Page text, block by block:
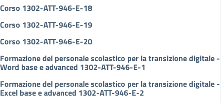
Corso 1302-ATT-946-E-18
Corso 1302-ATT-946-E-19
Corso 1302-ATT-946-E-20
Formazione del personale scolastico per la transizione digitale -
Word base e advanced 1302-ATT-946-E-1
Formazione del personale scolastico per la transizione digitale -
Excel base e advanced 1302-ATT-946-E-2